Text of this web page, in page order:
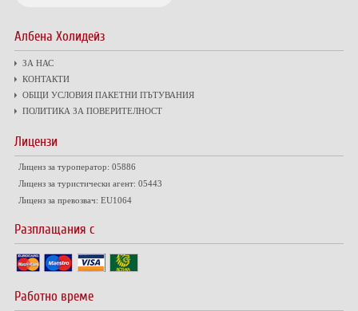
Албена Холидейз
ЗА НАС
КОНТАКТИ
ОБЩИ УСЛОВИЯ ПАКЕТНИ ПЪТУВАНИЯ
ПОЛИТИКА ЗА ПОВЕРИТЕЛНОСТ
Лицензи
Лиценз за туроператор: 05886
Лиценз за туристически агент: 05443
Лиценз за превозвач: EU1064
Разплащания с
Работно време